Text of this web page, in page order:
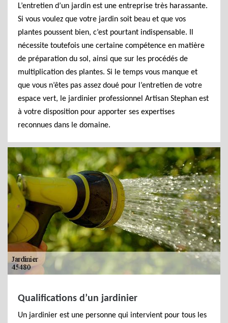
L’entretien d’un jardin est une entreprise très harassante.
Si vous voulez que votre jardin soit beau et que vos
plantes poussent bien, c’est pourtant indispensable. Il
nécessite toutefois une certaine compétence en matière
de préparation du sol, ainsi que sur les procédés de
multiplication des plantes. Si le temps vous manque et
que vous n’êtes pas assez doué pour l’entretien de votre
espace vert, le jardinier professionnel Artisan Stephan est
à votre disposition pour apporter ses expertises
reconnues dans le domaine.
Qualifications d’un jardinier
Un jardinier est une personne qui intervient pour tous les